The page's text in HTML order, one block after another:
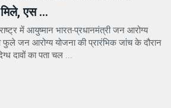
एस ...
में आयुष्मान भारत-प्रधानमंत्री जन आरोग्य
फुले जन आरोग्य योजना की प्रारंभिक जांच के दौरान
दावों का पता चल ...